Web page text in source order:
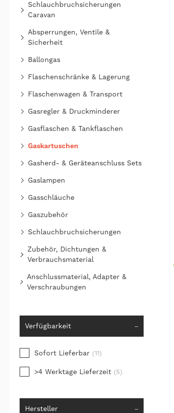
Anschlussmaterial, Adapter &
Verschraubungen
Zubehör, Dichtungen &
Verbrauchsmaterial
Gaskartuschen
Gasregler & Druckminderer
Gasflaschen & Tankflaschen
Gaslampen
Gasschläuche
Ballongas
Gaszubehör
Absperrungen, Ventile &
Sicherheit
Flaschenwagen & Transport
Schlauchbruchsicherungen
Flaschenschränke & Lagerung
Gasherd- & Geräteanschluss Sets
Schlauchbruchsicherungen
Caravan
Verfügbarkeit
Sofort Lieferbar (11)
>4 Werktage Lieferzeit (5)
Hersteller